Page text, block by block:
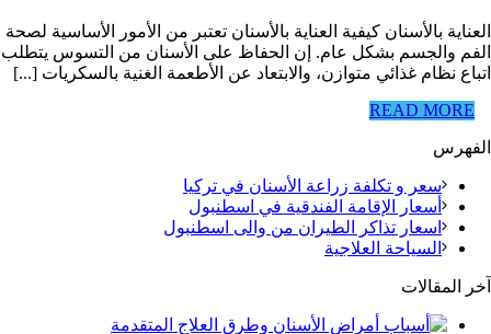
العناية بالأسنان كيفية العناية بالأسنان تعتبر من الأمور الأساسية لصحة
الفم والجسم بشكل عام. إن الحفاظ على الأسنان من التسوس يتطلب
اتباع نظام غذائي متوازن، والابتعاد عن الأطعمة الغنية بالسكريات [...]
READ MORE
الفهرس
سعر و تكلفة زراعة الأسنان في تركيا
أسعار الإقامة الفندقية في اسطنبول
اسعار تذاكر الطيران من والى اسطنبول
السياحة العلاجية
آخر المقالات